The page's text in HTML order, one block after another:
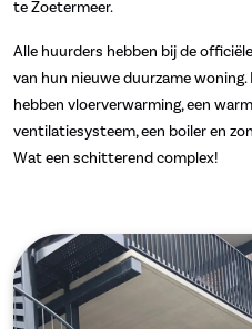
te Zoetermeer.
Alle huurders hebben bij de
van hun nieuwe duurzame woning.
hebben vloerverwarming, een
ventilatiesysteem, een boiler en
Wat een schitterend complex!